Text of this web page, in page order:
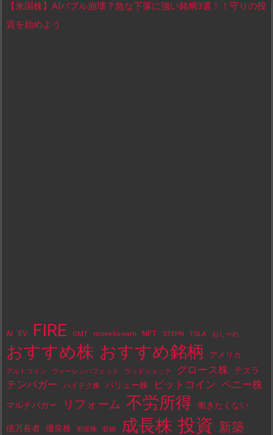
【米国株】AIバブル崩壊？急な下落に強い銘柄3選！！守りの投
資を始めよう
AI EV FIRE GMT move-to-earn NFT STEPN TSLA おしゃれ
おすすめ株 おすすめ銘柄 アメリカ
アルトコイン ウォーレンバフェット ウッドショック グロース株 テスラ
テンバガー ハイテク株 バリュー株 ビットコイン ペニー株
マルチバガー リフォーム 不労所得 働きたくない
億万長者 優良株 割安株 収納 成長株 投資 新築